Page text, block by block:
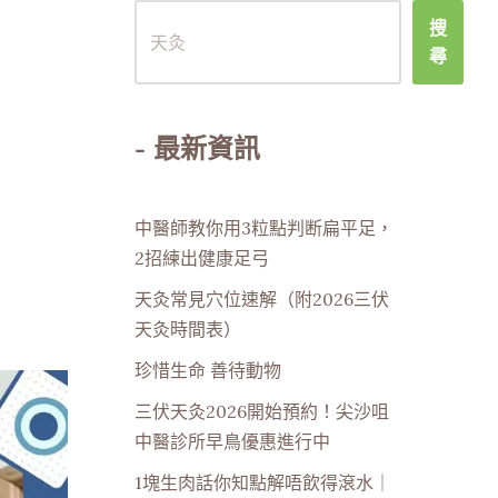
搜
尋
- 最新資訊
中醫師教你用3粒點判断扁平足，
2招練出健康足弓
天灸常見穴位速解（附2026三伏
天灸時間表）
珍惜生命 善待動物
三伏天灸2026開始預約！尖沙咀
中醫診所早鳥優惠進行中
1塊生肉話你知點解唔飲得滾水｜